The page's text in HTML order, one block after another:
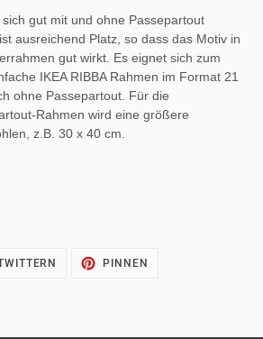
gut mit und ohne Passepartout
ausreichend Platz, so dass das Motiv in
gut wirkt. Es eignet sich zum
IKEA RIBBA Rahmen im Format 21
ohne Passepartout. Für die
Rahmen wird eine größere
z.B. 30 x 40 cm.
TWITTER
PINNEN